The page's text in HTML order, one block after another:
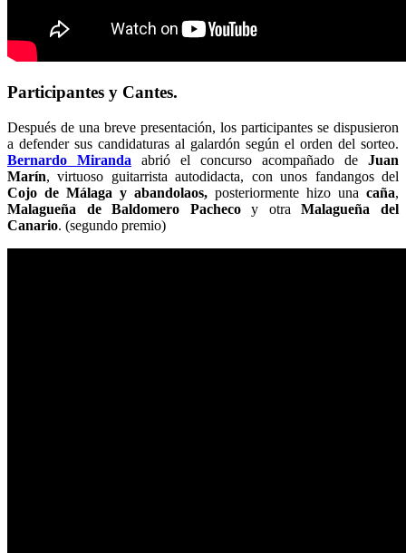
Participantes y Cantes.
Después de una breve presentación, los participantes se dispusieron
a defender sus candidaturas al galardón según el orden del sorteo.
Bernardo Miranda abrió el concurso acompañado de Juan
Marín, virtuoso guitarrista autodidacta, con unos fandangos del
Cojo de Málaga y abandolaos, posteriormente hizo una caña,
Malagueña de Baldomero Pachecoy otraMalagueña del
Canario. (segundo premio)